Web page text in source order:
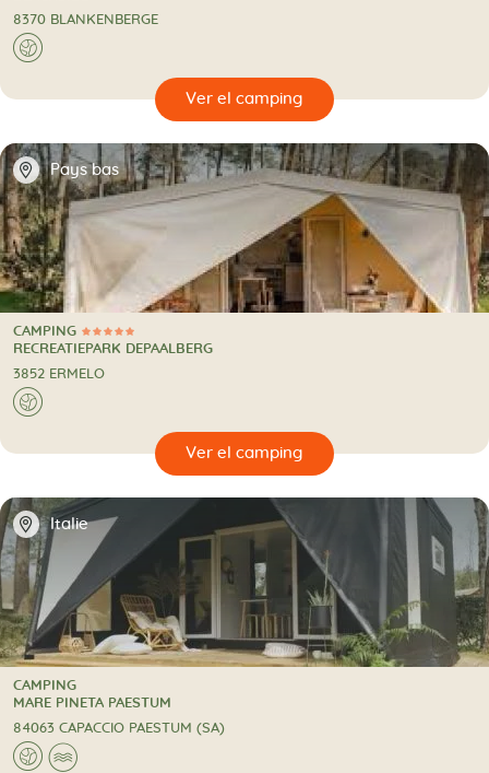
8370 BLANKENBERGE
🌍
🔍
📍 Pays bas
5 Estrellas
CAMPING
CAMPING
RECREATIEPARK DEPAALBERG
3852 ERMELO
🌍
🔍
📍 Italie
CAMPING
CAMPING
MARE PINETA PAESTUM
84063 CAPACCIO PAESTUM (SA)
🌍🌊